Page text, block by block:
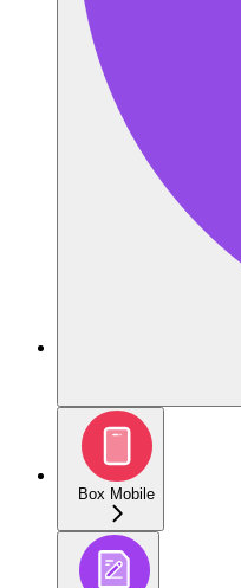
Box Mobile